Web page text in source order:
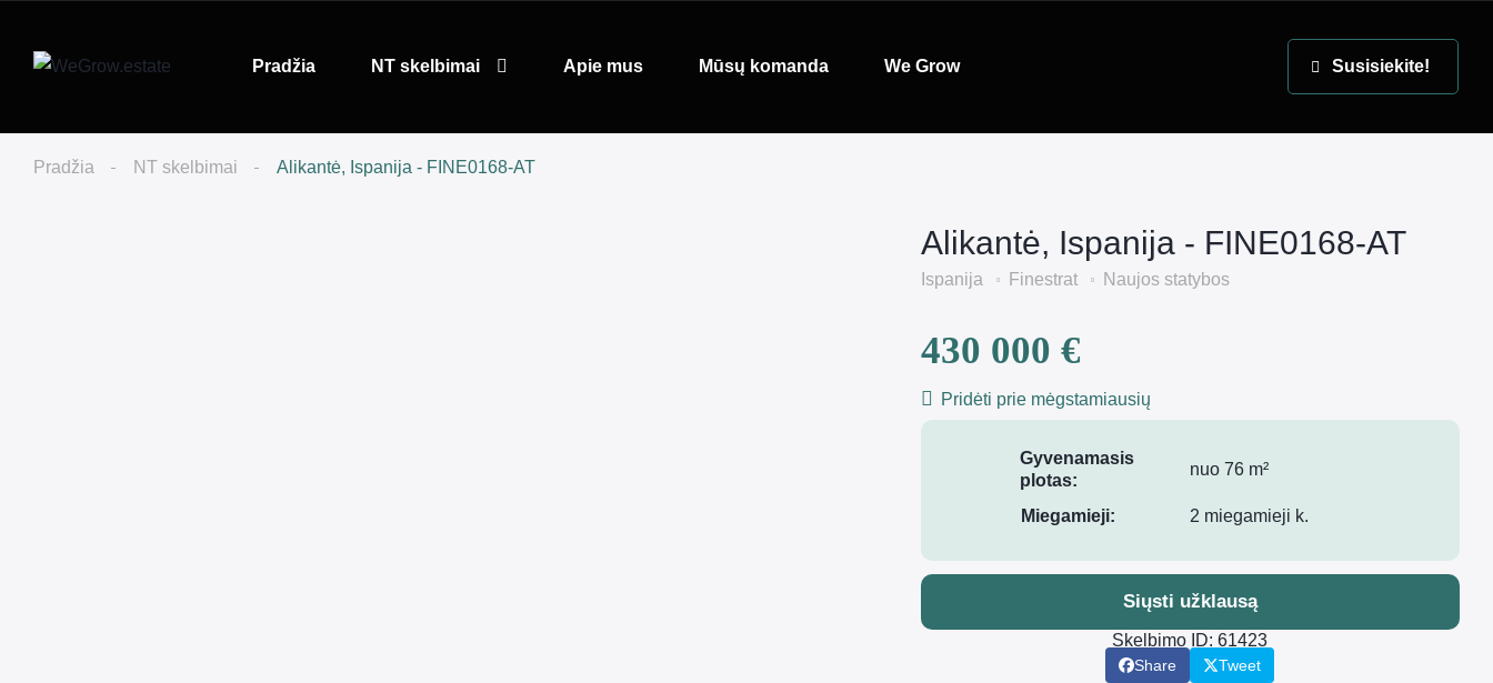
Pradžia NT skelbimai Apie mus Mūsų komanda We Grow Susisiekite!
Pradžia NT skelbimai Alikantė, Ispanija - FINE0168-AT
Alikantė, Ispanija - FINE0168-AT
Ispanija Finestrat Naujos statybos
430 000 €
Pridėti prie mėgstamiausių
Gyvenamasis
plotas:
nuo 76 m²
Miegamieji: 2 miegamieji k.
Siųsti užklausą
Skelbimo ID: 61423
Share Tweet